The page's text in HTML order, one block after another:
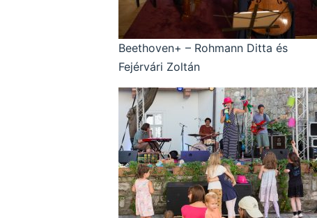
Beethoven+ – Rohmann Ditta és
Fejérvári Zoltán